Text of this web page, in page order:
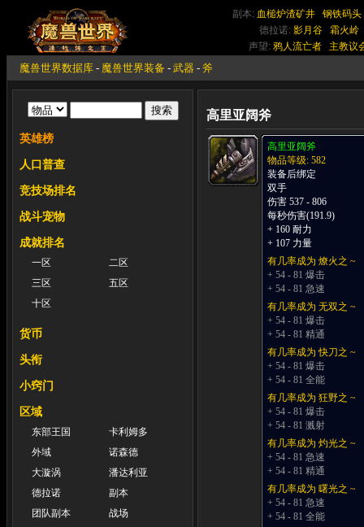
副本: 血槌炉渣矿井
钢铁码头
德拉诺: 影月谷
霜火岭
声望: 鸦人流亡者 主教议
魔兽世界数据库 - 魔兽世界装备 - 武器 - 斧
英雄榜
人口普查
竞技场排名
战斗宠物
成就排名
一区
二区
三区
五区
十区
货币
头衔
小窍门
区域
东部王国
卡利姆多
外域
诺森德
大漩涡
潘达利亚
德拉诺
副本
团队副本
战场
高里亚阔斧
高里亚阔斧
物品等级: 582
装备后绑定
双手
伤害 537 - 806
每秒伤害(191.9)
+ 160 耐力
+ 107 力量
有几率成为 燎火之 ~
+ 54 - 81 爆击
+ 54 - 81 急速
有几率成为 无双之 ~
+ 54 - 81 爆击
+ 54 - 81 精通
有几率成为 快刀之 ~
+ 54 - 81 爆击
+ 54 - 81 全能
有几率成为 狂野之 ~
+ 54 - 81 爆击
+ 54 - 81 溅射
有几率成为 灼光之 ~
+ 54 - 81 急速
+ 54 - 81 精通
有几率成为 曙光之 ~
+ 54 - 81 急速
+ 54 - 81 全能